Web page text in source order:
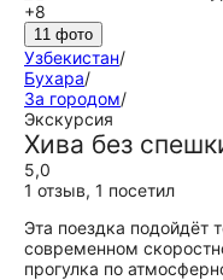
+8
11 фото
Узбекистан/
Бухара/
За городом/
Экскурсия
Хива без
5,0
1 отзыв, 1 посетил
Эта поездка подойдёт
современном
прогулка по